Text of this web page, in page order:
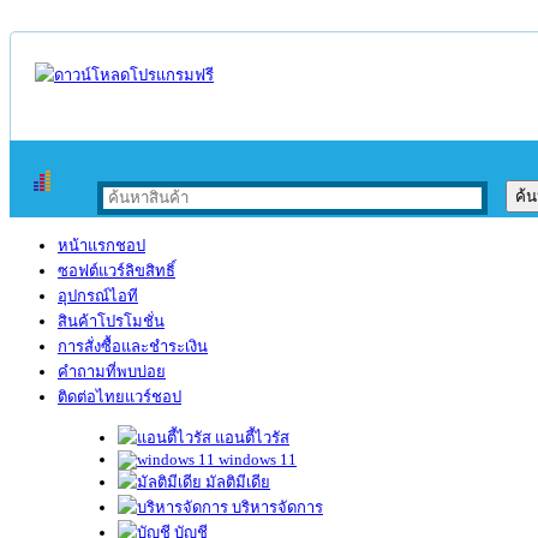
หน้าแรกชอป
ซอฟต์แวร์ลิขสิทธิ์
อุปกรณ์ไอที
สินค้าโปรโมชั่น
การสั่งซื้อและชำระเงิน
คำถามที่พบบ่อย
ติดต่อไทยแวร์ชอป
แอนตี้ไวรัส
windows 11
มัลติมีเดีย
บริหารจัดการ
บัญชี